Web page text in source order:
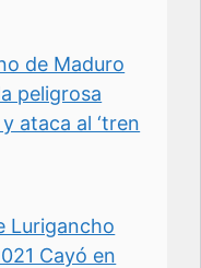
de Maduro
peligrosa
ataca al ‘tren
Lurigancho
Cayó en